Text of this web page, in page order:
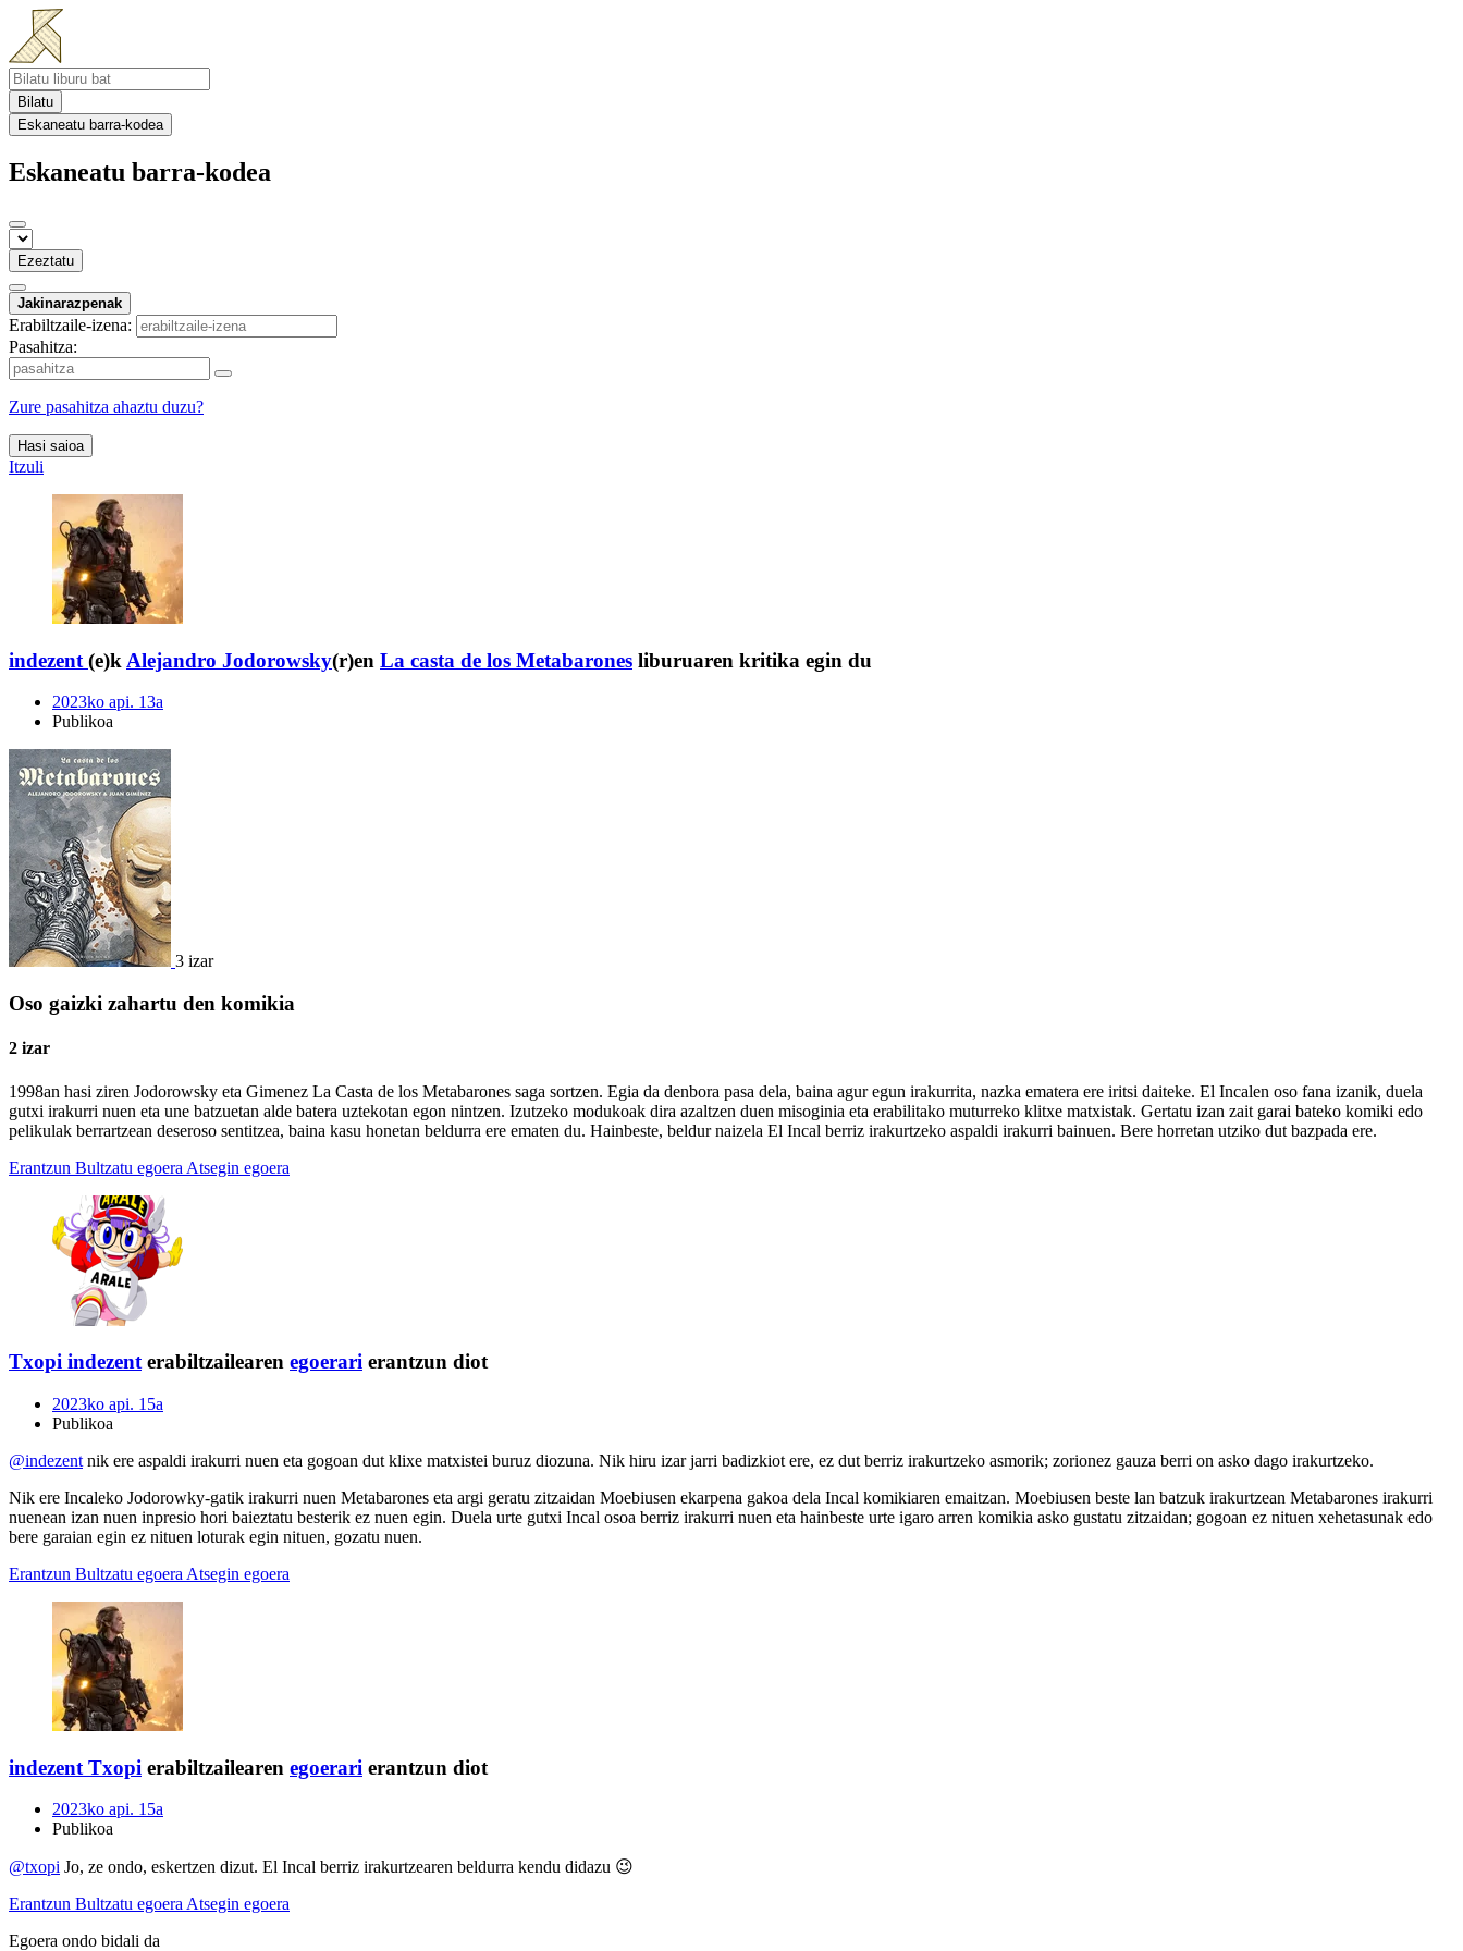
Bilatu
Eskaneatu barra-kodea
Eskaneatu barra-kodea
Ezeztatu
Jakinarazpenak
Erabiltzaile-izena:
Pasahitza:
Zure pasahitza ahaztu duzu?
Hasi saioa
Itzuli
indezent (e)k Alejandro Jodorowsky(r)en La casta de los Metabarones liburuaren kritika egin du
2023ko api. 13a
Publikoa
3 izar
Oso gaizki zahartu den komikia
2 izar
1998an hasi ziren Jodorowsky eta Gimenez La Casta de los Metabarones saga sortzen. Egia da denbora pasa dela, baina agur egun irakurrita, nazka ematera ere iritsi daiteke. El Incalen oso fana izanik, duela
gutxi irakurri nuen eta une batzuetan alde batera uztekotan egon nintzen. Izutzeko modukoak dira azaltzen duen misoginia eta erabilitako muturreko klitxe matxistak. Gertatu izan zait garai bateko komiki edo
pelikulak berrartzean deseroso sentitzea, baina kasu honetan beldurra ere ematen du. Hainbeste, beldur naizela El Incal berriz irakurtzeko aspaldi irakurri bainuen. Bere horretan utziko dut bazpada ere.
Erantzun Bultzatu egoera Atsegin egoera
Txopi indezenterabiltzailearen egoerari erantzun diot
2023ko api. 15a
Publikoa
@indezent nik ere aspaldi irakurri nuen eta gogoan dut klixe matxistei buruz diozuna. Nik hiru izar jarri badizkiot ere, ez dut berriz irakurtzeko asmorik; zorionez gauza berri on asko dago irakurtzeko.
Nik ere Incaleko Jodorowky-gatik irakurri nuen Metabarones eta argi geratu zitzaidan Moebiusen ekarpena gakoa dela Incal komikiaren emaitzan. Moebiusen beste lan batzuk irakurtzean Metabarones irakurri
nuenean izan nuen inpresio hori baieztatu besterik ez nuen egin. Duela urte gutxi Incal osoa berriz irakurri nuen eta hainbeste urte igaro arren komikia asko gustatu zitzaidan; gogoan ez nituen xehetasunak edo
bere garaian egin ez nituen loturak egin nituen, gozatu nuen.
Erantzun Bultzatu egoera Atsegin egoera
indezent Txopi erabiltzailearen egoerari erantzun diot
2023ko api. 15a
Publikoa
@txopi Jo, ze ondo, eskertzen dizut. El Incal berriz irakurtzearen beldurra kendu didazu 😉
Erantzun Bultzatu egoera Atsegin egoera
Egoera ondo bidali da